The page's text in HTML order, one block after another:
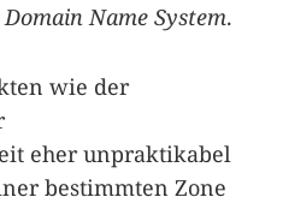
Domain Name System.
wie der
eher unpraktikabel
bestimmten Zone